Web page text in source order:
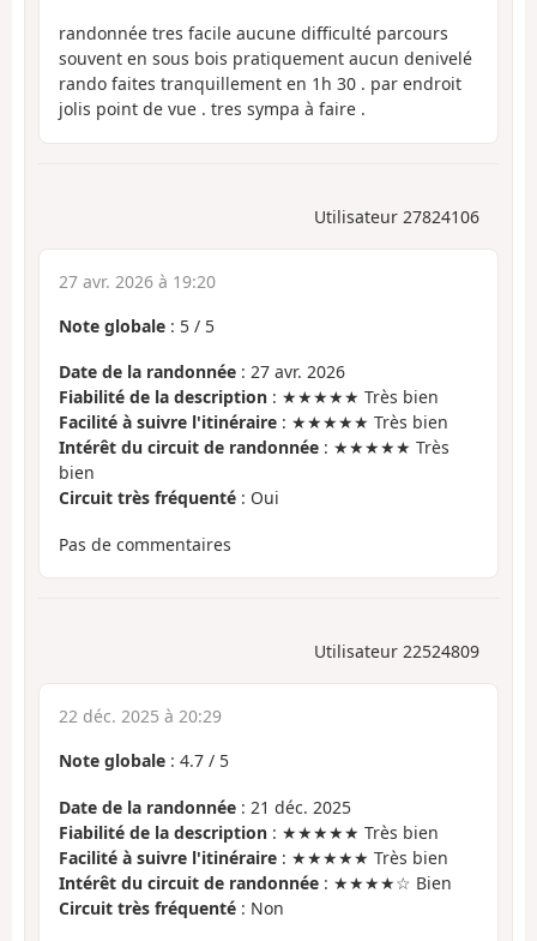
randonnée tres facile aucune difficulté parcours
souvent en sous bois pratiquement aucun denivelé
rando faites tranquillement en 1h 30 . par endroit
jolis point de vue . tres sympa à faire .
Utilisateur 27824106
27 avr. 2026 à 19:20
Note globale : 5 / 5
Date de la randonnée : 27 avr. 2026
Fiabilité de la description : ★★★★★ Très bien
Facilité à suivre l'itinéraire : ★★★★★ Très bien
Intérêt du circuit de randonnée : ★★★★★ Très
bien
Circuit très fréquenté : Oui
Pas de commentaires
Utilisateur 22524809
22 déc. 2025 à 20:29
Note globale : 4.7 / 5
Date de la randonnée : 21 déc. 2025
Fiabilité de la description : ★★★★★ Très bien
Facilité à suivre l'itinéraire : ★★★★★ Très bien
Intérêt du circuit de randonnée : ★★★★☆ Bien
Circuit très fréquenté : Non